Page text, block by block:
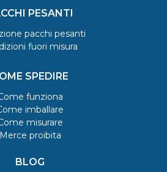
PESANTI
pacchi pesanti
fuori misura
SPEDIRE
funziona
imballare
misurare
Merce proibita
BLOG